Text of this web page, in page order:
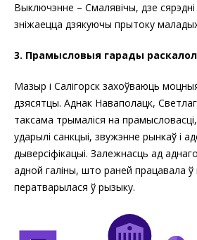
Выключэнне – Смалявічы, дзе
зніжаецца дзякуючы прытоку
3. Прамысловыя гарады
Мазыр і Салігорск захоўваюць
дзясятцы. Аднак Наваполацк,
таксама трымаліся на прамысловасці,
ударылі санкцыі, звужэнне рынкаў і
дыверсіфікацыі. Залежнасць ад
адной галіны, што раней працавала
ператварылася ў рызыку.